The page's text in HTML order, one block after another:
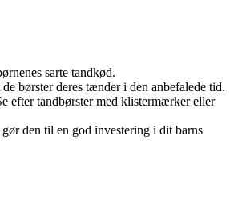
sarte tandkød.
børster deres tænder i den anbefalede tid.
efter tandbørster med klistermærker eller
den til en god investering i dit barns